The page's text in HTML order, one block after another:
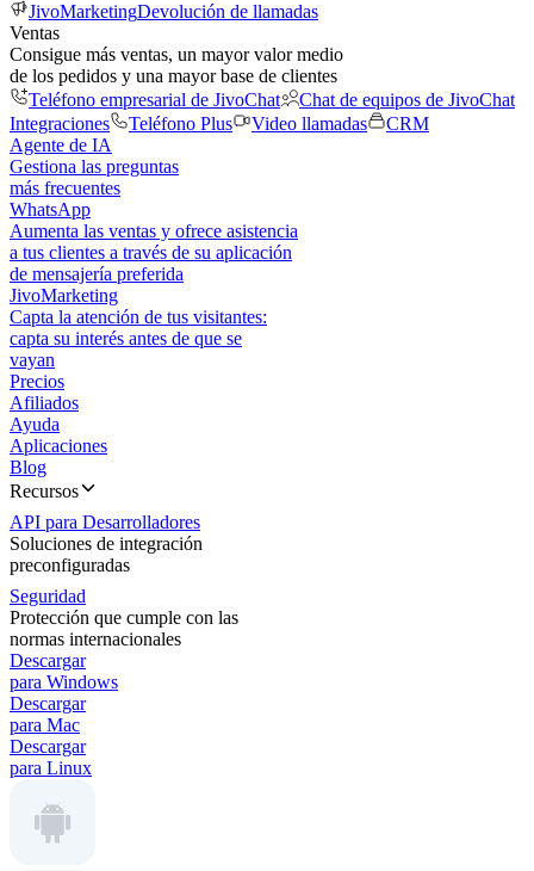
JivoMarketingDevolución de llamadas
Ventas
Consigue más ventas, un mayor valor medio
de los pedidos y una mayor base de clientes
Teléfono empresarial de JivoChat
Chat de equipos de JivoChat
Integraciones
Teléfono Plus Video llamadas
CRM
Agente de IA
Gestiona las preguntas
más frecuentes
WhatsApp
Aumenta las ventas y ofrece asistencia
a tus clientes a través de su aplicación
de mensajería preferida
JivoMarketing
Capta la atención de tus visitantes:
capta su interés antes de que se
vayan
Precios
Afiliados
Ayuda
Aplicaciones
Blog
Recursos
API para Desarrolladores
Soluciones de integración
preconfiguradas
Seguridad
Protección que cumple con las
normas internacionales
Descargar
para Windows
Descargar
para Mac
Descargar
para Linux